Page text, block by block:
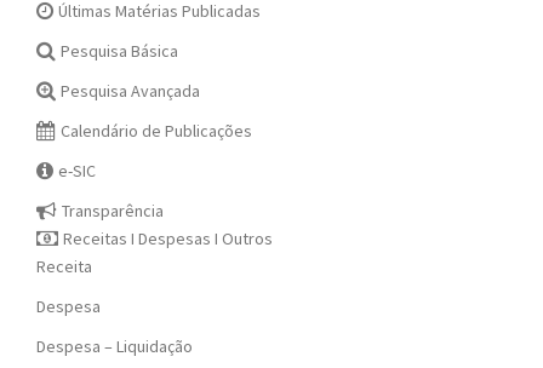
Últimas Matérias Publicadas
Pesquisa Básica
Pesquisa Avançada
Calendário de Publicações
e-SIC
Transparência
Receitas I Despesas I Outros
Receita
Despesa
Despesa – Liquidação